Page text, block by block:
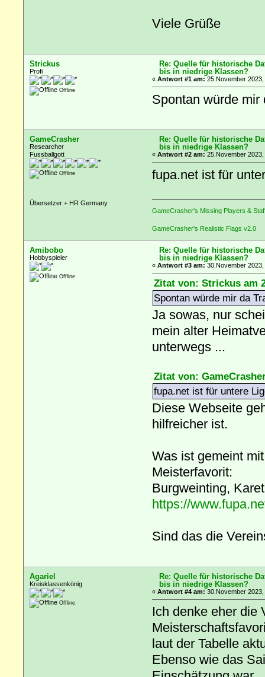
Viele Grüße
Strickus
Profi
Offline
Re: Quelle für historische
bis in niedrige Klassen?
« Antwort #1 am: 25.November
Spontan würde mir
GameCrasher
Researcher
Fussballgott
Offline
Übersetzer + HR Germany
Re: Quelle für historische
bis in niedrige Klassen?
« Antwort #2 am: 25.November
fupa.net ist für
GameCrasher's Missing Players &
GameCrasher's Realistic Flags v2.0
Amibobo
Hobbyspieler
Offline
Re: Quelle für historische
bis in niedrige Klassen?
« Antwort #3 am: 30.November
Zitat von: Strickus am
Spontan würde mir da
Ja sowas, nur
mein alter
unterwegs ...
Zitat von:
fupa.net ist für untere
Diese Webseite
hilfreicher ist.
Was ist gemeint
Meisterfavorit:
Burgweinting,
https://
Sind das die
Agariel
Kreisklassenkönig
Offline
Re: Quelle für historische
bis in niedrige Klassen?
« Antwort #4 am: 30.November
Ich denke eher die
laut der Tabelle
Ebenso wie das